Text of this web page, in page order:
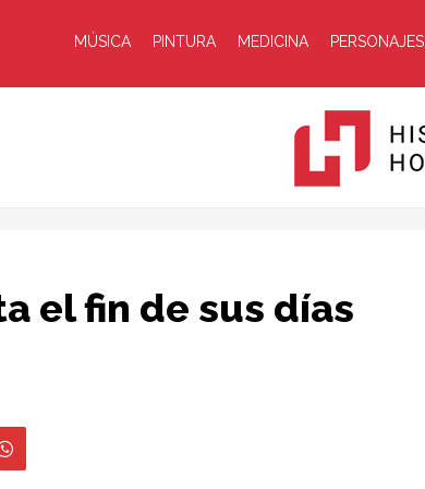
MÚSICA PINTURA MEDICINA PERSONAJES
el fin de sus días